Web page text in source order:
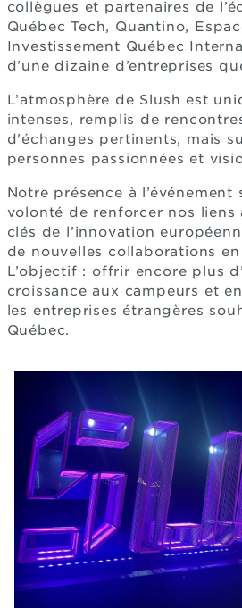
collègues et partenaires de
Québec Tech, Quantino,
Investissement Québec
d’une dizaine d’entreprises
L’atmosphère de Slush est
intenses, remplis de
d'échanges pertinents, mais
personnes passionnées et
Notre présence à l’événement
volonté de renforcer nos liens
clés de l’innovation
de nouvelles collaborations
L’objectif : offrir encore plus
croissance aux campeurs et
les entreprises étrangères
Québec.